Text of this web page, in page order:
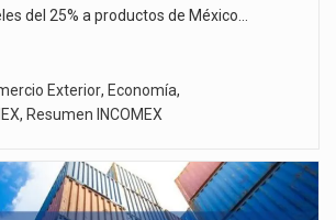
del 25% a productos de México…
Exterior, Economía,
, Resumen INCOMEX